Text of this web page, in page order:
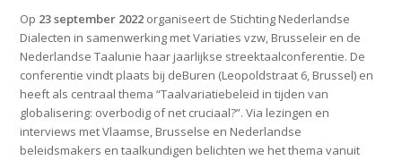
Op 23 september 2022 organiseert de Stichting Nederlandse
Dialecten in samenwerking met Variaties vzw, Brusseleir en de
Nederlandse Taalunie haar jaarlijkse streektaalconferentie. De
conferentie vindt plaats bij deBuren (Leopoldstraat 6, Brussel) en
heeft als centraal thema “Taalvariatiebeleid in tijden van
globalisering: overbodig of net cruciaal?”. Via lezingen en
interviews met Vlaamse, Brusselse en Nederlandse
beleidsmakers en taalkundigen belichten we het thema vanuit